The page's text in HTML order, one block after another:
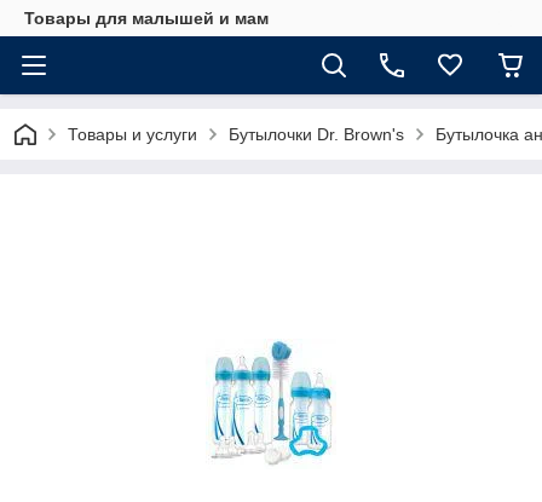
Товары для малышей и мам
Товары и услуги Бутылочки Dr. Brown's Бутылочка